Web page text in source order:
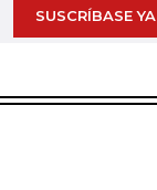
SUSCRÍBASE YA